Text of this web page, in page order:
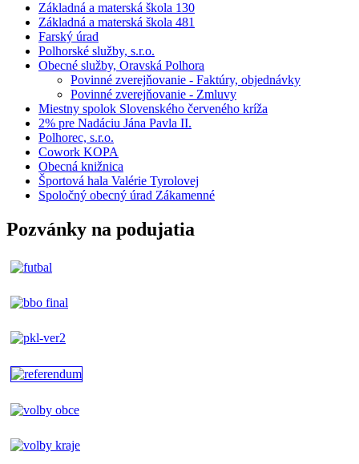
Základná a materská škola 130
Základná a materská škola 481
Farský úrad
Polhorské služby, s.r.o.
Obecné služby, Oravská Polhora
Povinné zverejňovanie - Faktúry, objednávky
Povinné zverejňovanie - Zmluvy
Miestny spolok Slovenského červeného kríža
2% pre Nadáciu Jána Pavla II.
Polhorec, s.r.o.
Cowork KOPA
Obecná knižnica
Športová hala Valérie Tyrolovej
Spoločný obecný úrad Zákamenné
Pozvánky na podujatia